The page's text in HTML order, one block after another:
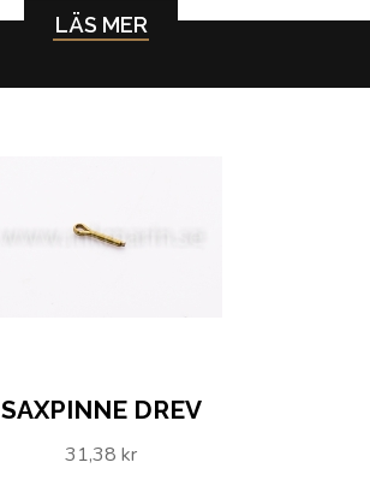
LÄS MER
SAXPINNE DREV
31,38 kr